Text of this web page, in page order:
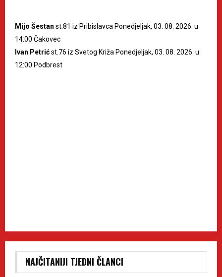
Mijo Šestan st.81 iz Pribislavca Ponedjeljak, 03. 08. 2026. u
14:00 Čakovec
Ivan Petrićst.76 iz Svetog Križa Ponedjeljak, 03. 08. 2026. u
12:00 Podbrest
NAJČITANIJI TJEDNI ČLANCI